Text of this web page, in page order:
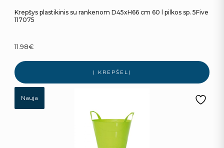
Krepšys plastikinis su rankenom D45xH66 cm 60 l pilkos sp. 5Five
117075
11.98€
Į KREPŠELĮ
Nauja